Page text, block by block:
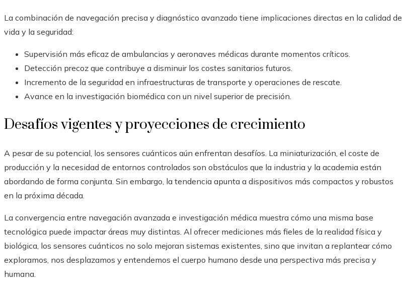
La combinación de navegación precisa y diagnóstico avanzado tiene implicaciones directas en la calidad de
vida y la seguridad:
Supervisión más eficaz de ambulancias y aeronaves médicas durante momentos críticos.
Detección precoz que contribuye a disminuir los costes sanitarios futuros.
Incremento de la seguridad en infraestructuras de transporte y operaciones de rescate.
Avance en la investigación biomédica con un nivel superior de precisión.
Desafíos vigentes y proyecciones de crecimiento
A pesar de su potencial, los sensores cuánticos aún enfrentan desafíos. La miniaturización, el coste de
producción y la necesidad de entornos controlados son obstáculos que la industria y la academia están
abordando de forma conjunta. Sin embargo, la tendencia apunta a dispositivos más compactos y robustos
en la próxima década.
La convergencia entre navegación avanzada e investigación médica muestra cómo una misma base
tecnológica puede impactar áreas muy distintas. Al ofrecer mediciones más fieles de la realidad física y
biológica, los sensores cuánticos no solo mejoran sistemas existentes, sino que invitan a replantear cómo
exploramos, nos desplazamos y entendemos el cuerpo humano desde una perspectiva más precisa y
humana.